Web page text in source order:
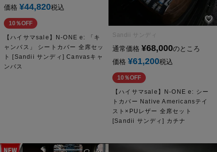
価格 ¥44,820税込
10％OFF
【ハイサマsale】N-ONE e: 「キ
ャンバス」 シートカバー 全席セッ
ト [Sandii サンディ] Canvasキャ
ンバス
Sandii サンディ
通常価格 ¥68,000のところ
価格 ¥61,200税込
10％OFF
【ハイサマsale】N-ONE e: シー
トカバー Native Americansテイ
スト×PUレザー 全席セット
[Sandii サンディ] カチナ